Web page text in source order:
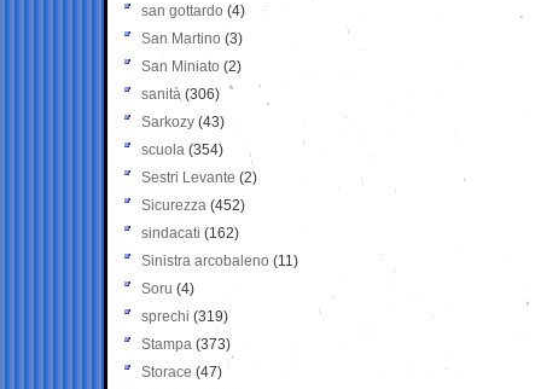
san gottardo (4)
San Martino (3)
San Miniato (2)
sanità (306)
Sarkozy (43)
scuola (354)
Sestri Levante (2)
Sicurezza (452)
sindacati (162)
Sinistra arcobaleno (11)
Soru (4)
sprechi (319)
Stampa (373)
Storace (47)